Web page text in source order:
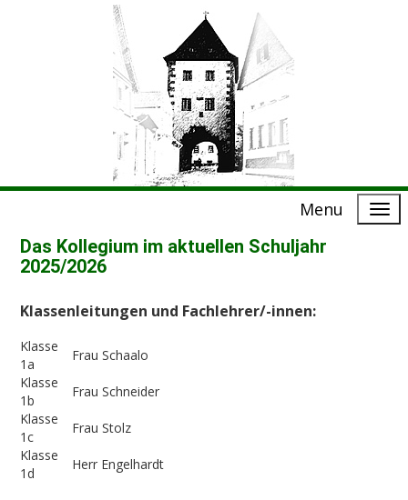
Menu
Das Kollegium im aktuellen Schuljahr
2025/2026
Klassenleitungen und Fachlehrer/-innen:
Klasse
1a
Frau Schaalo
Klasse
1b
Frau Schneider
Klasse
1c
Frau Stolz
Klasse
1d
Herr Engelhardt